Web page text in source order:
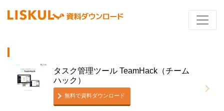
タスク管理ツール TeamHack（チーム
ハック）
無料で資料ダウンロード